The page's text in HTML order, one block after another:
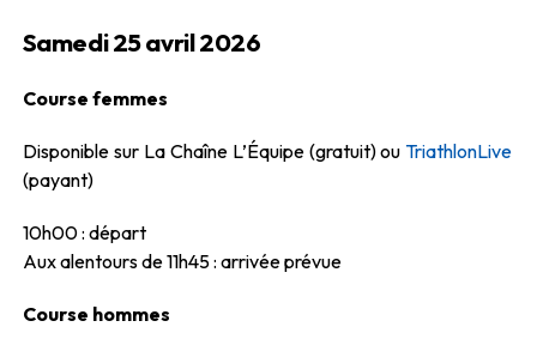
Samedi 25 avril 2026
Course femmes
Disponible sur La Chaîne L’Équipe (gratuit) ouTriathlonLive
(payant)
10h00 : départ
Aux alentours de 11h45 : arrivée prévue
Course hommes